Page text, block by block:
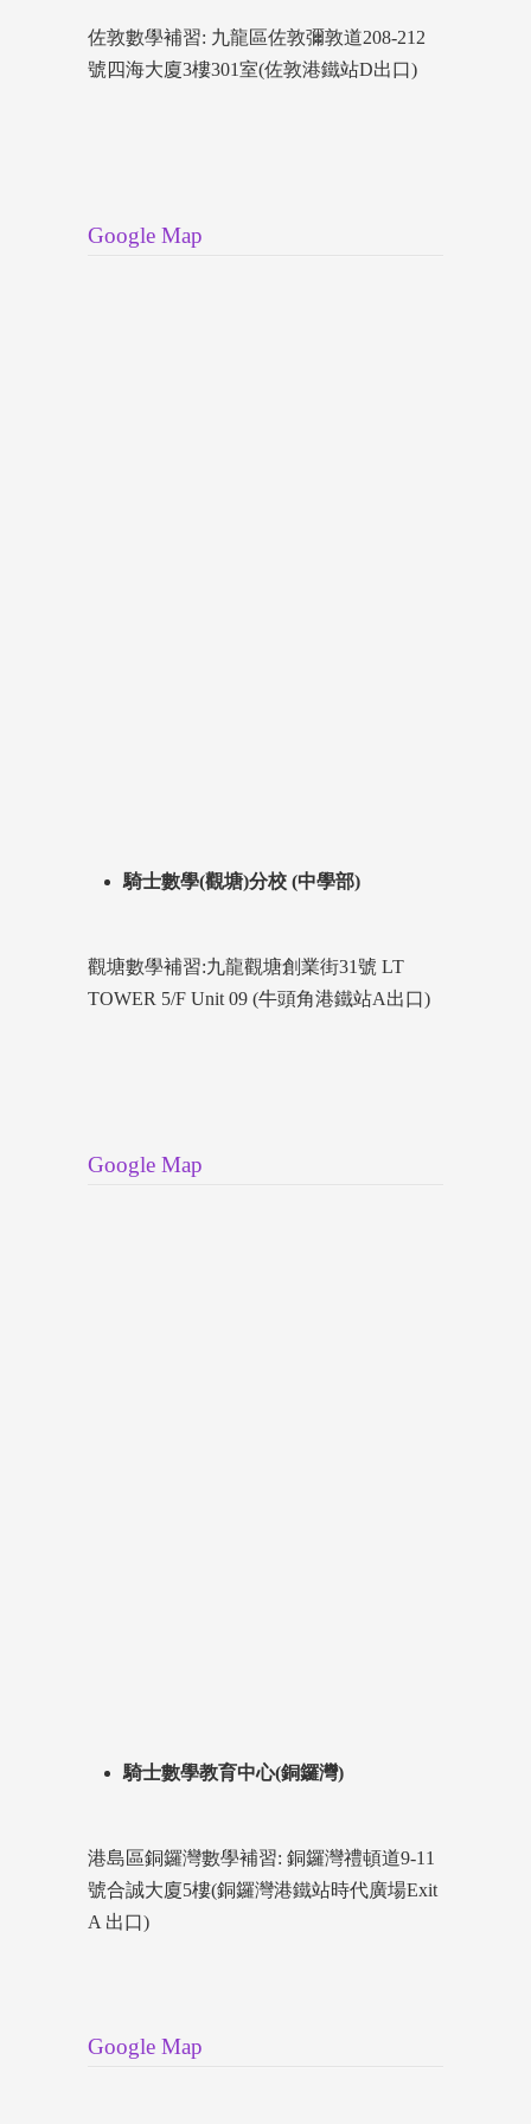
佐敦數學補習: 九龍區佐敦彌敦道208-212
號四海大廈3樓301室(佐敦港鐵站D出口)
Google Map
騎士數學(觀塘)分校 (中學部)
觀塘數學補習:九龍觀塘創業街31號 LT
TOWER 5/F Unit 09 (牛頭角港鐵站A出口)
Google Map
騎士數學教育中心(銅鑼灣)
港島區銅鑼灣數學補習: 銅鑼灣禮頓道9-11
號合誠大廈5樓(銅鑼灣港鐵站時代廣場Exit
A 出口)
Google Map